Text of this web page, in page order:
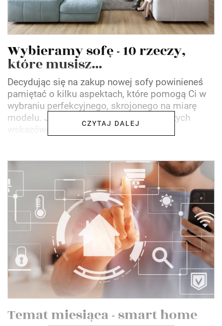
Wybieramy sofę - 10 rzeczy,
które musisz...
Decydując się na zakup nowej sofy powinieneś
pamiętać o kilku aspektach, które pomogą Ci w
wybraniu perfekcyjnego, skrojonego na miarę
modelu. Jeśli będziesz trzymać się naszych
wskazówek, nie tylko...
CZYTAJ DALEJ
Temat miesiąca - smart home